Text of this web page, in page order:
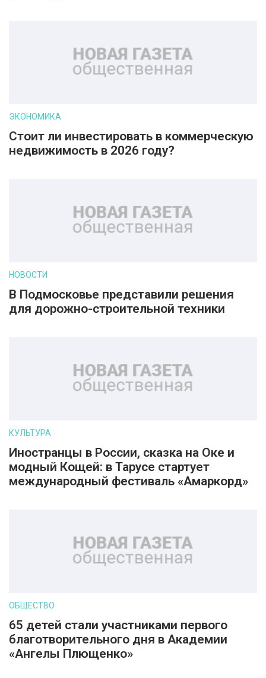
ЭКОНОМИКА
Стоит ли инвестировать в коммерческую
недвижимость в 2026 году?
НОВОСТИ
В Подмосковье представили решения
для дорожно-строительной техники
КУЛЬТУРА
Иностранцы в России, сказка на Оке и
модный Кощей: в Тарусе стартует
международный фестиваль «Амаркорд»
ОБЩЕСТВО
65 детей стали участниками первого
благотворительного дня в Академии
«Ангелы Плющенко»